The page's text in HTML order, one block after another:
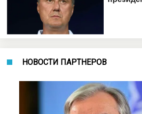
НОВОСТИ ПАРТНЕРОВ